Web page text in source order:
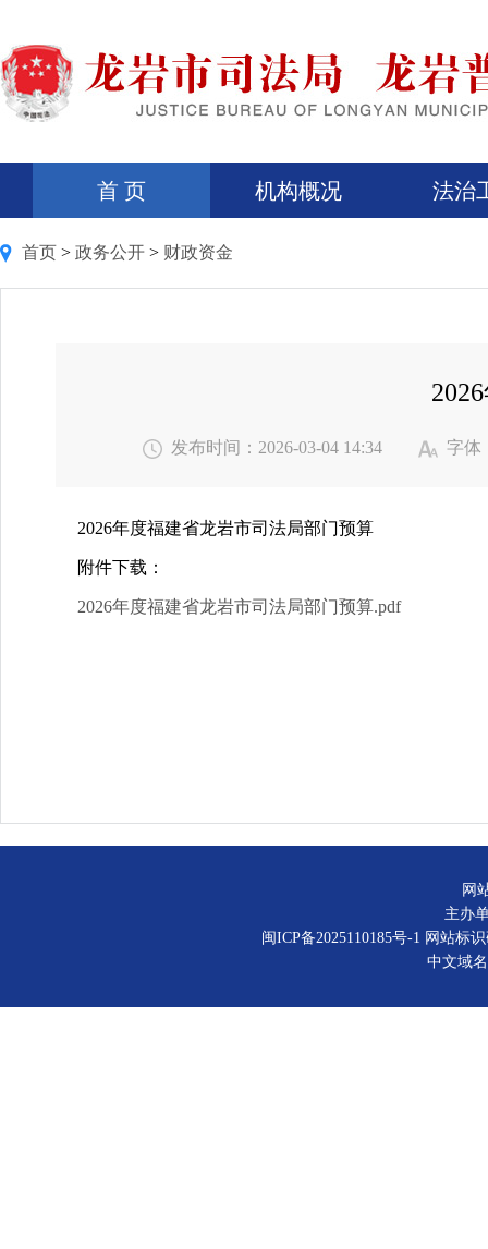
首 页 机构概况 法治
首页 > 政务公开 > 财政资金
发布时间：2026-03-04 14:34 字体
2026年度福建省龙岩市司法局部门预算
附件下载：
2026年度福建省龙岩市司法局部门预算.pdf
网
主办
闽ICP备2025110185号-1 网站标
中文域